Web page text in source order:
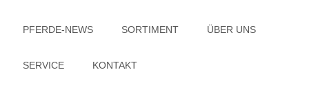
PFERDE-NEWS SORTIMENT ÜBER UNS
SERVICE KONTAKT